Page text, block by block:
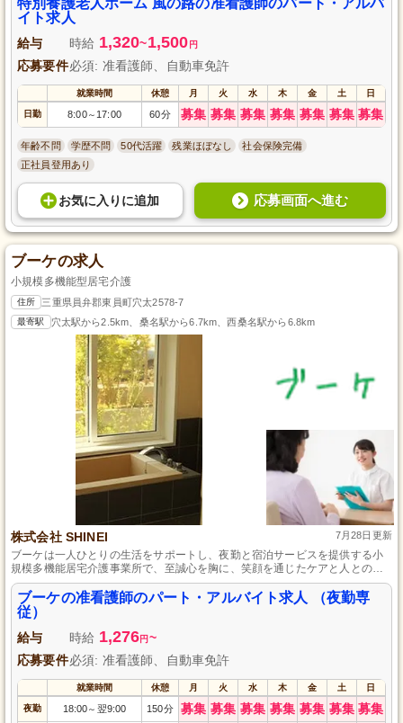
イト求人
給与 時給 1,320~1,500 円
応募要件必須: 准看護師、自動車免許
就業時間 休憩 月 火 水 木 金 土 日
日勤 8:00～ 17:00 60分 募集 募集 募集 募集 募集 募集 募集
年齢不問 学歴不問 50代活躍 残業ほぼなし
社会保険完備
正社員登用あり
お気に入り に追加 応募画面へ進む
ブーケの求人
小規模多機能型居宅介護
住所 三重県員弁郡東員町穴太2578-7
最寄駅 穴太駅から2.5km、桑名駅から6.7km、西桑名駅から6.8km
株式会社 SHINEI 7月28日更新
ブーケは一人ひとりの生活をサポートし、夜勤と宿泊サービスを提供する小
規模多機能居宅介護事業所で、至誠心を胸に、笑顔を通じたケアと人との出
会いを大切にしています。
ブーケの准看護師のパート・アルバイト求人 （夜勤専
従）
給与 時給 1,276円 ~
応募要件必須: 准看護師、自動車免許
就業時間 休憩 月 火 水 木 金 土 日
夜勤 18:00～ 翌9:00 150分 募集 募集 募集 募集 募集 募集 募集